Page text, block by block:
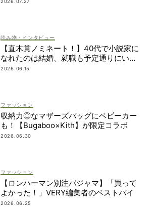
2026.07.27
読み物・インタビュー
【直木賞ノミネート！】40代で小説家に
なれたのは結婚、就職も予定通りにいか
なかったから｜朝倉かすみさん
2026.06.15
ファッション
収納力◎なマザーズバッグにベビーカー
も！【Bugaboo×Kith】が限定コラボ
2026.06.30
ファッション
【ロンハーマン別注パジャマ】「買って
よかった！」VERY編集者のベストバイ
2026.06.25